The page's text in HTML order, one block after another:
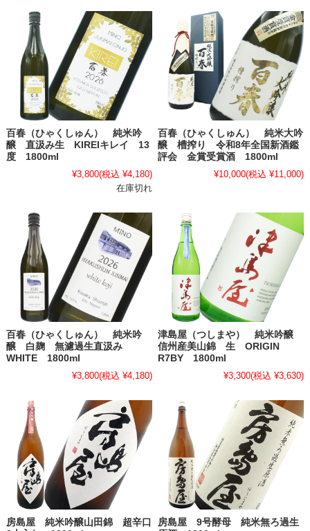
百春（ひゃくしゅん） 純米吟
醸 直汲み生 KIREIキレイ 13
度 1800ml
¥3,800(税込 ¥4,180)
在庫切れ
百春（ひゃくしゅん） 純米大吟
醸 槽搾り 令和8年全国新酒鑑
評会 金賞受賞酒 1800ml
¥10,000(税込 ¥11,000)
百春（ひゃくしゅん） 純米吟
醸 白麹 無濾過生直汲み
WHITE 1800ml
¥3,800(税込 ¥4,180)
津島屋（つしまや） 純米吟醸
信州産美山錦 生 ORIGIN
R7BY 1800ml
¥3,300(税込 ¥3,630)
房島屋 純米吟醸山田錦 超辛口
房島屋 9号酵母 純米無ろ過生